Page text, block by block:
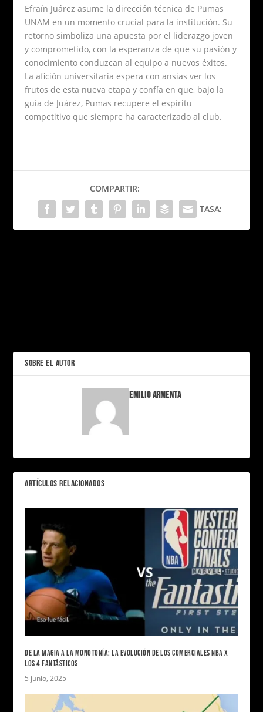
Efraín Juárez asume la dirección técnica de Pumas
UNAM en un momento crucial para la institución. Su
retorno simboliza una apuesta por el liderazgo joven
y comprometido, con la esperanza de que su pasión y
conocimiento conduzcan al equipo a nuevos éxitos.
La afición universitaria espera con ansias ver los
frutos de esta nueva etapa y confía en que, bajo la
guía de Juárez, Pumas recupere el espíritu
competitivo que siempre ha caracterizado al club.
COMPARTIR:
TASA:
SOBRE EL AUTOR
Emilio Armenta
ARTÍCULOS RELACIONADOS
DE LA MAGIA A LA MONOTONÍA: LA EVOLUCIÓN DE LOS COMERCIALES NBA X
LOS 4 FANTÁSTICOS
5 junio, 2025